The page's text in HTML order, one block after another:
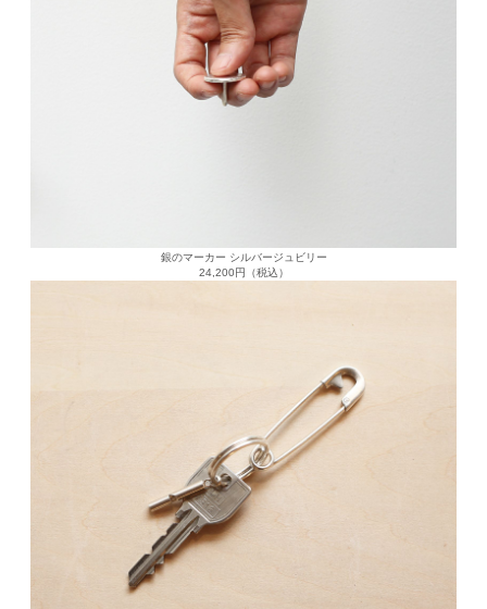
銀のマーカー シルバージュビリー
24,200円（税込）